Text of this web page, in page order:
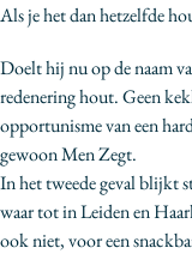
Als je het dan hetzelfde
Doelt hij nu op de naam
redenering hout. Geen
opportunisme van een
gewoon Men Zegt.
In het tweede geval blijkt
waar tot in Leiden en
ook niet, voor een